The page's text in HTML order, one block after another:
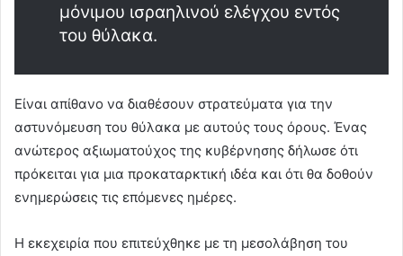
μόνιμου ισραηλινού ελέγχου εντός
του θύλακα.
Είναι απίθανο να διαθέσουν στρατεύματα για την
αστυνόμευση του θύλακα με αυτούς τους όρους. Ένας
ανώτερος αξιωματούχος της κυβέρνησης δήλωσε ότι
πρόκειται για μια προκαταρκτική ιδέα και ότι θα δοθούν
ενημερώσεις τις επόμενες ημέρες.
Η εκεχειρία που επιτεύχθηκε με τη μεσολάβηση του